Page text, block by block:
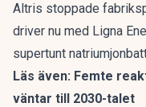
Altris stoppade
driver nu med Ligna
supertunt
Läs även: Femte
väntar till 2030-talet